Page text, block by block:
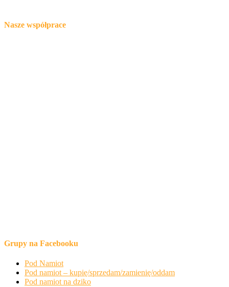
Nasze współprace
Grupy na Facebooku
Pod Namiot
Pod namiot – kupię/sprzedam/zamienię/oddam
Pod namiot na dziko